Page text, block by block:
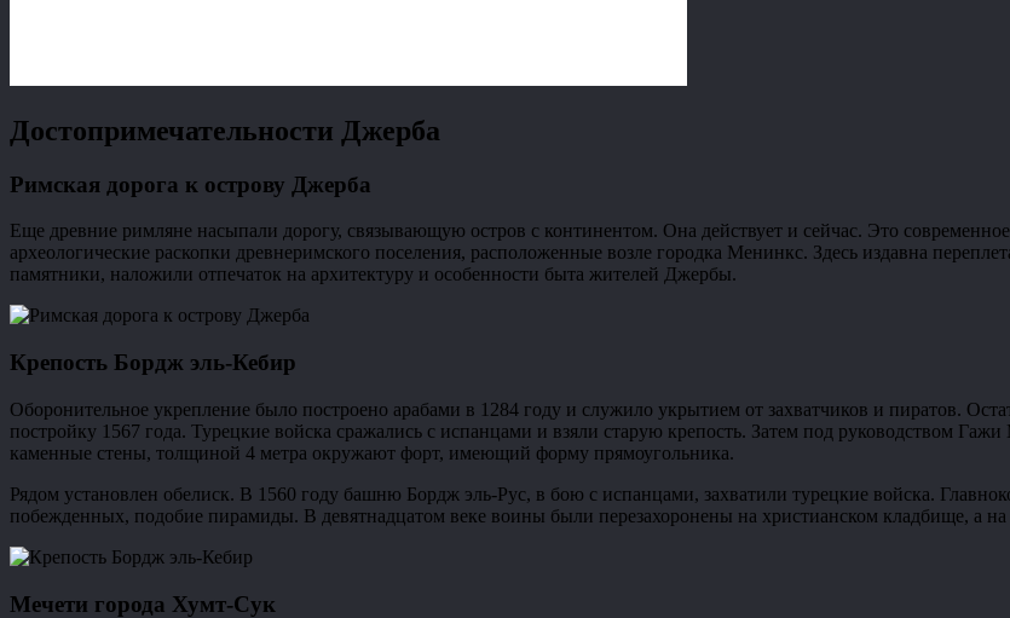
Достопримечательности Джерба
Римская дорога к острову Джерба
Еще древние римляне насыпали дорогу, связывающую остров с континентом. Она действует и сейчас. Это
археологические раскопки древнеримского поселения, расположенные возле городка Менинкс. Здесь издавна
памятники, наложили отпечаток на архитектуру и особенности быта жителей Джербы.
Крепость Бордж эль-Кебир
Оборонительное укрепление было построено арабами в 1284 году и служило укрытием от захватчиков и пиратов.
постройку 1567 года. Турецкие войска сражались с испанцами и взяли старую крепость. Затем под руководством
каменные стены, толщиной 4 метра окружают форт, имеющий форму прямоугольника.
Рядом установлен обелиск. В 1560 году башню Бордж эль-Рус, в бою с испанцами, захватили турецкие войска.
побежденных, подобие пирамиды. В девятнадцатом веке воины были перезахоронены на христианском кладбище, а
Мечети города Хумт-Сук